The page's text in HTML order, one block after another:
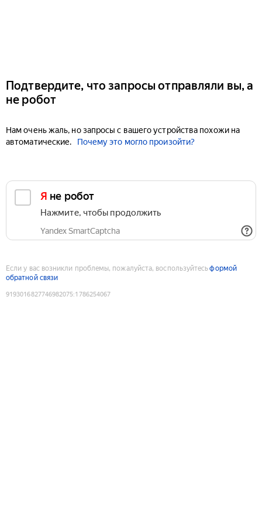
Подтвердите, что запросы отправляли вы, а
не робот
Нам очень жаль, но запросы с вашего устройства похожи на
автоматические.
Почему это могло произойти?
Я не робот
Нажмите, чтобы продолжить
Yandex SmartCaptcha
Если у вас возникли проблемы, пожалуйста, воспользуйтесьформой
обратной связи
9193016827746982075:1786254067